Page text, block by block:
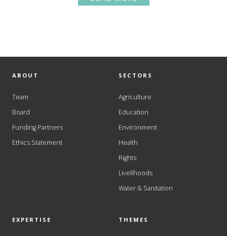
ABOUT
Team
Board
Funding Partners
Ethics Statement
SECTORS
Agriculture
Education
Environment
Health
Rights
Livelihoods
Water & Sanitation
EXPERTISE THEMES